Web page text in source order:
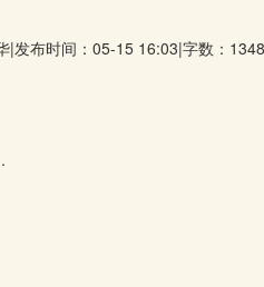
|发布时间：05-15 16:03|字数：1348